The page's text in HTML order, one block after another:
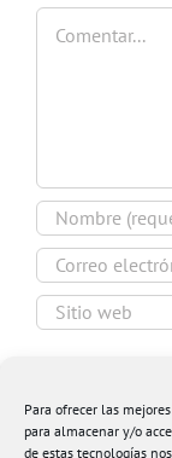
Para ofrecer las
para almacenar y/o
de estas tecnologías
Comentar
navegador para